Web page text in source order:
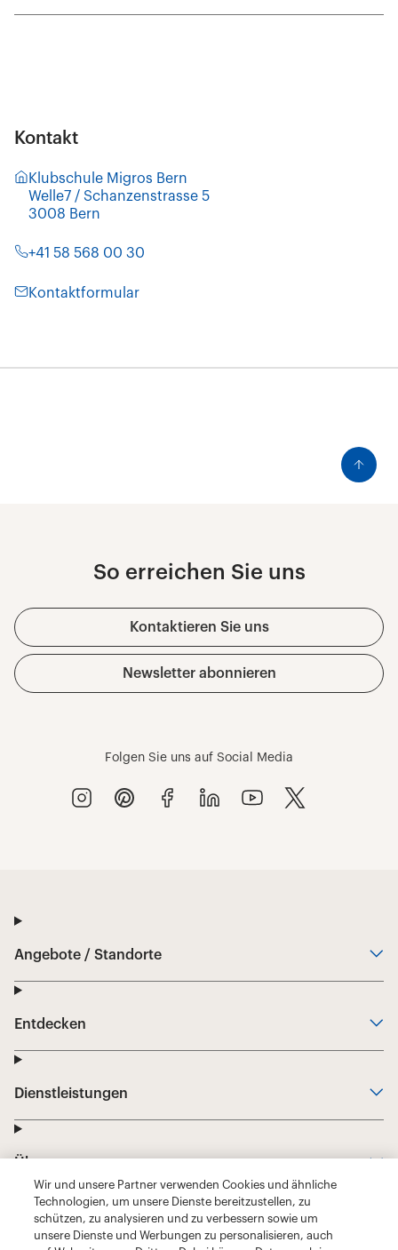
Wir und unsere Partner verwenden Cookies und ähnliche
Technologien, um unsere Dienste bereitzustellen, zu
schützen, zu analysieren und zu verbessern sowie um
unsere Dienste und Werbungen zu personalisieren, auch